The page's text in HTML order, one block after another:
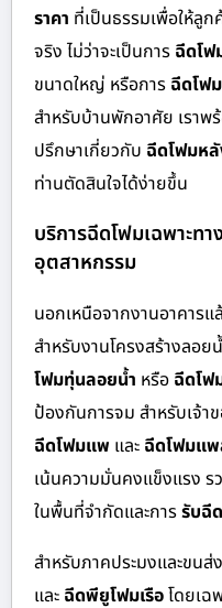
ราคา ที่เป็นธรรมเพื่อให้ลูก
จริง ไม่ว่าจะเป็นการ ฉีดโฟ
ขนาดใหญ่ หรือการ ฉีดโฟ
สำหรับบ้านพักอาศัย เราพ
ปรึกษาเกี่ยวกับ ฉีดโฟมหลั
ท่านตัดสินใจได้ง่ายขึ้น
บริการฉีดโฟมเฉพาะท
อุตสาหกรรม
นอกเหนือจากงานอาคารแ
สำหรับงานโครงสร้างลอย
โฟมทุ่นลอยน้ำ หรือ ฉีดโฟ
ป้องกันการจม สำหรับเจ้า
ฉีดโฟมแพ และ ฉีดโฟมแ
เน้นความมั่นคงแข็งแรง ร
ในพื้นที่จำกัดและการรับฉี
สำหรับภาคประมงและขนส่
และ ฉีดพียูโฟมเรือโดยเฉ